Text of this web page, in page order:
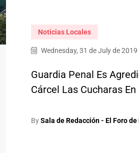
Noticias Locales
Wednesday, 31 de July de 2019
Guardia Penal Es
Cárcel Las Cucharas En
BySala de Redacción - El Foro